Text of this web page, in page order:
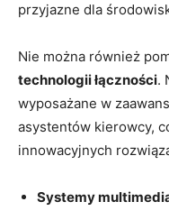
przyjazne dla
Nie można‍ również
technologii łączności.
wyposażane w
asystentów kierowcy,
innowacyjnych
Systemy